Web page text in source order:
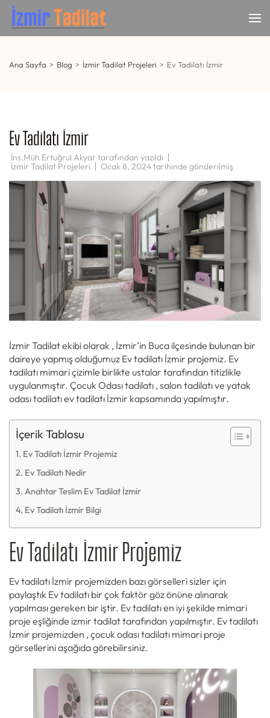
İçeriğe
basın)Ana Sayfa > Blog > İzmir Tadilat Projeleri > Ev Tadilatı İzmir
Ev Tadilatı İzmir
İns.Müh Ertuğrul Akyar tarafından yazıldı
İzmir Tadilat Projeleri
Ocak 8, 2024tarihinde gönderilmiş
İzmir Tadilat ekibi olarak , İzmir’in Buca ilçesinde bulunan bir
daireye yapmış olduğumuz Ev tadilatı İzmir projemiz. Ev
tadilatı mimari çizimle birlikte ustalar tarafından titizlikle
uygulanmıştır. Çocuk Odası tadilatı , salon tadilatı ve yatak
odası tadilatı ev tadilatı İzmir kapsamında yapılmıştır.
İçerik Tablosu
Ev Tadilatı İzmir Projemiz
Ev Tadilatı Nedir
Anahtar Teslim Ev Tadilat İzmir
Ev Tadilatı İzmir Bilgi
Ev Tadilatı İzmir Projemiz
Ev tadilatı İzmir projemizden bazı görselleri sizler için
paylaştık Ev tadilatı bir çok faktör göz önüne alınarak
yapılması gereken bir iştir. Ev tadilatı en iyi şekilde mimari
proje eşliğinde izmir tadilat tarafından yapılmıştır. Ev tadilatı
İzmir projemizden , çocuk odası tadilatı mimari proje
görsellerini aşağıda görebilirsiniz.